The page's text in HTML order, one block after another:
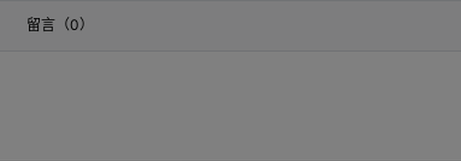
订，需要按80.0%比例支付违约金。如果是销售方申请退订，需要按
留言（0）